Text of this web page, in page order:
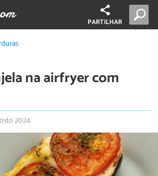
PARTILHAR
na airfryer com
2024